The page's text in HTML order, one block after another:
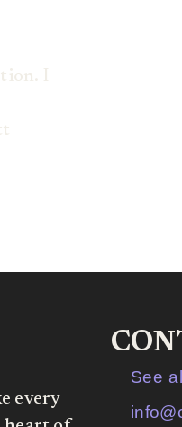
I
every
See